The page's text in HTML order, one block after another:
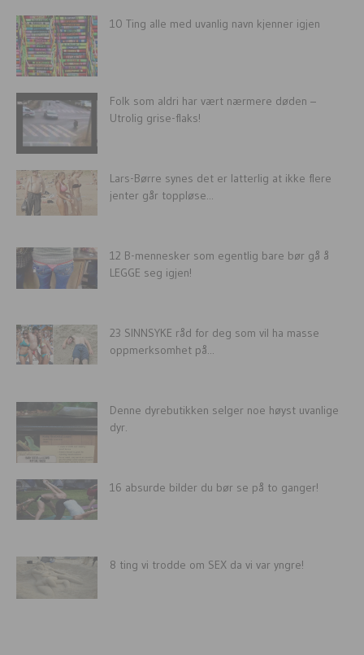
10 Ting alle med uvanlig navn kjenner igjen
Folk som aldri har vært nærmere døden –
Utrolig grise-flaks!
Lars-Børre synes det er latterlig at ikke flere
jenter går toppløse...
12 B-mennesker som egentlig bare bør gå å
LEGGE seg igjen!
23 SINNSYKE råd for deg som vil ha masse
oppmerksomhet på...
Denne dyrebutikken selger noe høyst uvanlige
dyr.
16 absurde bilder du bør se på to ganger!
8 ting vi trodde om SEX da vi var yngre!